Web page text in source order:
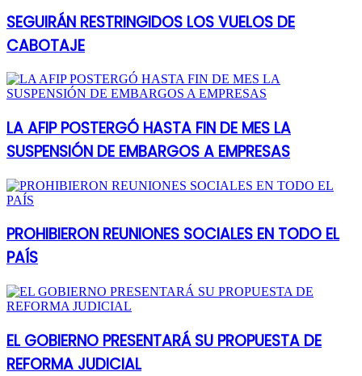
SEGUIRÁN RESTRINGIDOS LOS VUELOS DE
CABOTAJE
LA AFIP POSTERGÓ HASTA FIN DE MES LA
SUSPENSIÓN DE EMBARGOS A EMPRESAS
PROHIBIERON REUNIONES SOCIALES EN TODO EL
PAÍS
EL GOBIERNO PRESENTARÁ SU PROPUESTA DE
REFORMA JUDICIAL